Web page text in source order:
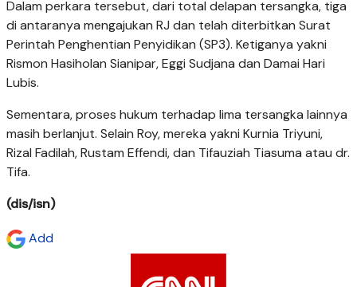
Dalam perkara tersebut, dari total delapan tersangka, tiga
di antaranya mengajukan RJ dan telah diterbitkan Surat
Perintah Penghentian Penyidikan (SP3). Ketiganya yakni
Rismon Hasiholan Sianipar, Eggi Sudjana dan Damai Hari
Lubis.
Sementara, proses hukum terhadap lima tersangka lainnya
masih berlanjut. Selain Roy, mereka yakni Kurnia Triyuni,
Rizal Fadilah, Rustam Effendi, dan Tifauziah Tiasuma atau dr.
Tifa.
(dis/isn)
Add